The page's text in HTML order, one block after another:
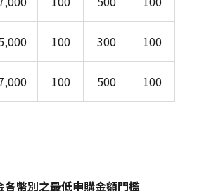
100 300 100
100 500 100
各幣別之最低申購金額門檻